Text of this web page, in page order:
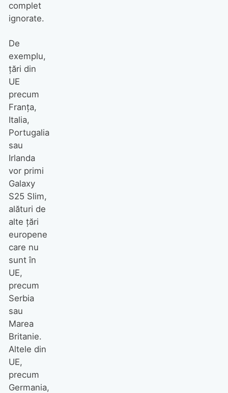
complet
ignorate.
De
exemplu,
țări din
UE
precum
Franța,
Italia,
Portugalia
sau
Irlanda
vor primi
Galaxy
S25 Slim,
alături de
alte țări
europene
care nu
sunt în
UE,
precum
Serbia
sau
Marea
Britanie.
Altele din
UE,
precum
Germania,